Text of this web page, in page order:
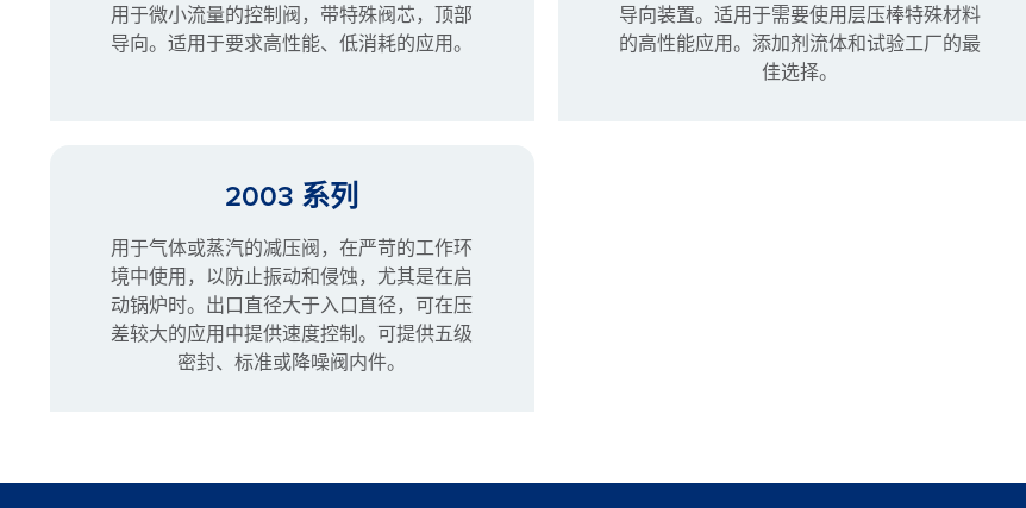
用于微小流量的控制阀，带特殊阀芯，顶部
导向。适用于要求高性能、低消耗的应用。
导向装置。适用于需要使用层压棒特殊材料
的高性能应用。添加剂流体和试验工厂的最
佳选择。
2003 系列
用于气体或蒸汽的减压阀，在严苛的工作环
境中使用，以防止振动和侵蚀，尤其是在启
动锅炉时。出口直径大于入口直径，可在压
差较大的应用中提供速度控制。可提供五级
密封、标准或降噪阀内件。